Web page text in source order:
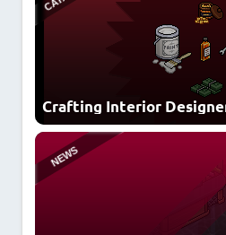
NUOVI FURNI
NUOVI LOOK